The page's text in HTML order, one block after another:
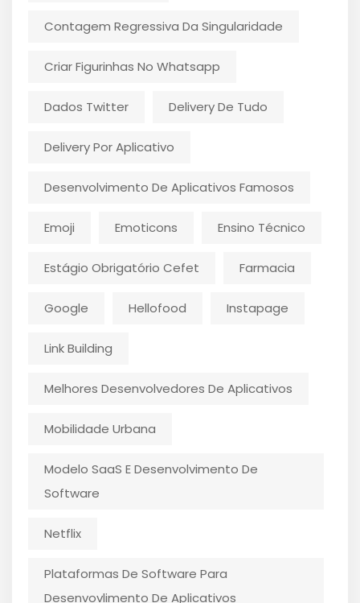
Contagem Regressiva Da Singularidade
Criar Figurinhas No Whatsapp
Dados Twitter Delivery De Tudo
Delivery Por Aplicativo
Desenvolvimento De Aplicativos Famosos
Emoji Emoticons Ensino Técnico
Estágio Obrigatório Cefet Farmacia
Google Hellofood Instapage
Link Building
Melhores Desenvolvedores De Aplicativos
Mobilidade Urbana
Modelo SaaS E Desenvolvimento De
Software
Netflix
Plataformas De Software Para
Desenvovlimento De Aplicativos